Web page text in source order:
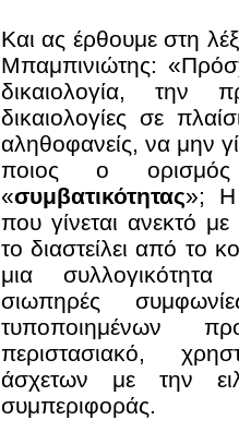
Και ας έρθουμε στη
Μπαμπινιώτης:
δικαιολογία, την
δικαιολογίες σε
αληθοφανείς, να μην
ποιος ο
«συμβατικότητας»; Η
που γίνεται ανεκτό
το διαστείλει από το
μια συλλογικότητα
σιωπηρές
τυποποιημένων
περιστασιακό,
άσχετων με την
συμπεριφοράς.